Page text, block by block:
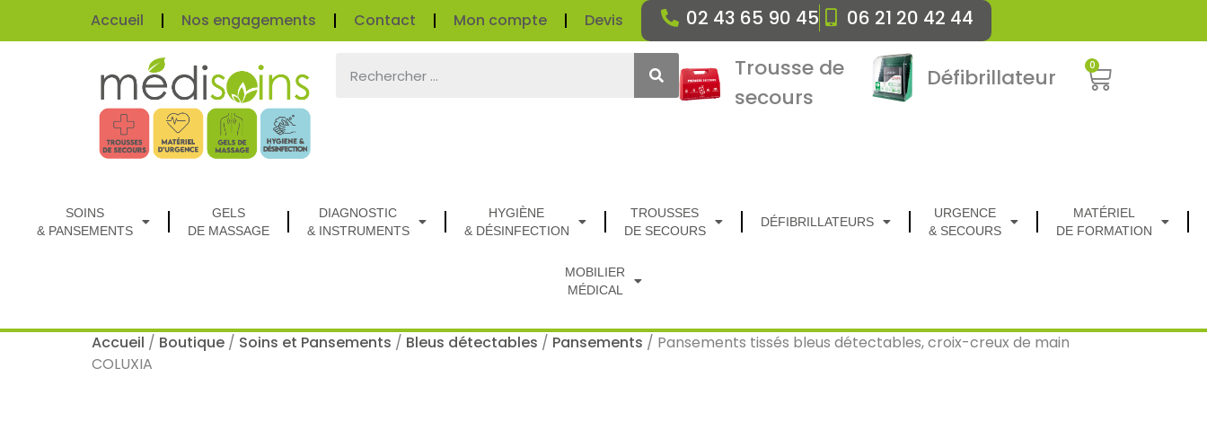
Accueil Nos engagements Contact Mon compte Devis 02 43 65 90 45 06 21 20 42 44
Trousse de
secours
Défibrillateur 0
SOINS
& PANSEMENTS
GELS
DE MASSAGE
DIAGNOSTIC
& INSTRUMENTS
HYGIÈNE
& DÉSINFECTION
TROUSSES
DE SECOURS
DÉFIBRILLATEURS
URGENCE
& SECOURS
MATÉRIEL
DE FORMATION
MOBILIER
MÉDICAL
Accueil / Boutique / Soins et Pansements / Bleus détectables / Pansements / Pansements tissés bleus détectables, croix-creux de main
COLUXIA